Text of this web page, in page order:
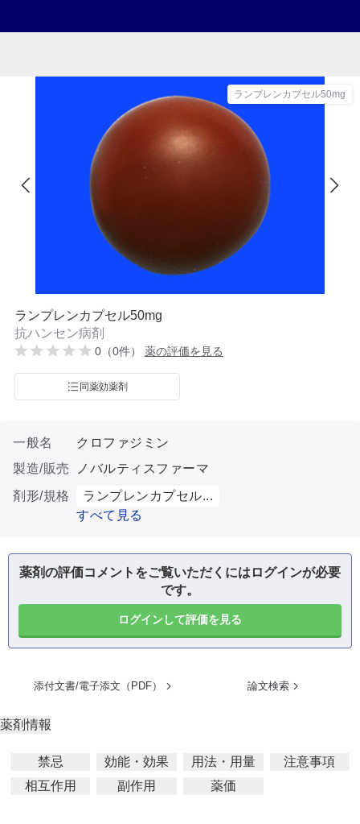
ランプレンカプセル50mg
ランプレンカプセル50mg
抗ハンセン病剤
0（0件） 薬の評価を見る
同薬効薬剤
一般名
クロファジミン
製造/販売
ノバルティスファーマ
剤形/規格
ランプレンカプセル...
すべて見る
薬剤の評価コメントをご覧いただくにはログインが必要
です。
ログインして評価を見る
添付文書/電子添文（PDF） 論文検索
薬剤情報
禁忌 効能・効果 用法・用量
注意事項
相互作用
副作用 薬価